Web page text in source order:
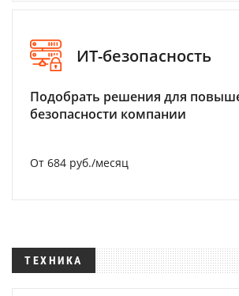
ИТ-безопасность
Подобрать решения для
безопасности компании
От 684 руб./месяц
ТЕХНИКА